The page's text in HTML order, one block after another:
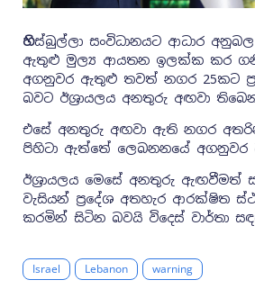
හිස්බුල්ලා සංවිධානයට ආධාර අනුබල
ඇතුළු මුල්‍ය ආයතන ඉලක්ක කර
අගනුවර ඇතුළු තවත් නගර 25කට
බවට ඊශ්‍රායලය අනතුරු අඟවා
එසේ අනතුරු අඟවා ඇති නගර
පිහිටා ඇත්තේ ලෙබනනයේ අගනුවර
ඊශ්‍රායලය මෙසේ අනතුරු ඇඟවීමත්
වැසියන් ප්‍රදේශ අතහැර ආරක්ෂිත
කරමින් සිටින බවයි විදෙස් වාර්තා
Israel Lebanon warning